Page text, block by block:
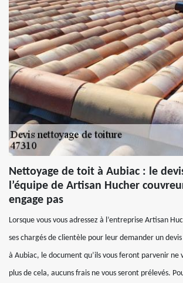
Nettoyage de toit à Aubiac : le
l’équipe de Artisan Hucher
engage pas
Lorsque vous vous adressez à l’entreprise Artisan
ses chargés de clientèle pour leur demander un
à Aubiac, le document qu’ils vous feront parvenir ne
plus de cela, aucuns frais ne vous seront prélevés.